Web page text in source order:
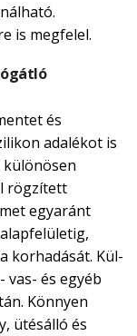
is megfelel.
és
adalékot is
különösen
rögzített
egyaránt
korhadását. Kül-
és egyéb
Könnyen
ütésálló és